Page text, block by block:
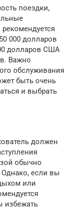
поездки,
000 долларов
долларов США
Важно
обслуживания
быть очень
и выбрать
должен
обычно
если вы
или
избежать